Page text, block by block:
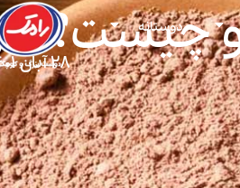
دوستانه
چیست؟
۲۸ آبان ۱۴۰۱